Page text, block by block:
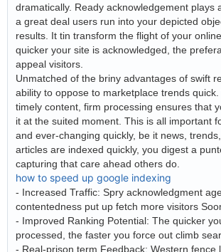
dramatically. Ready acknowledgement plays
a great deal users run into your depicted
results. It tin transform the flight of your
quicker your site is acknowledged, the
appeal visitors.
Unmatched of the briny advantages of swift
ability to oppose to marketplace trends
timely content, firm processing ensures that
it at the suited moment. This is all important
and ever-changing quickly, be it news,
articles are indexed quickly, you digest a
capturing that care ahead others do.
how to speed up google indexing
- Increased Traffic: Spry acknowledgment
contentedness put up fetch more visitors
- Improved Ranking Potential: The quicker
processed, the faster you force out climb
- Real-prison term Feedback: Western fence